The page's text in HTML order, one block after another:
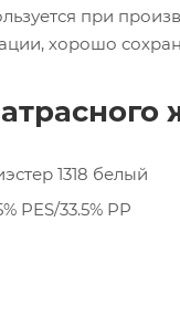
при
хорошо
1318 белый
PES/33.5% PP